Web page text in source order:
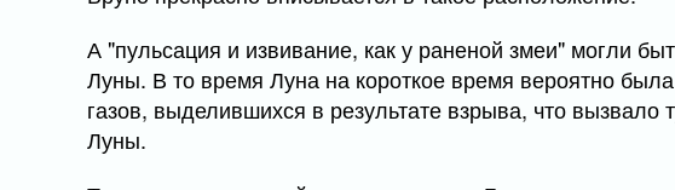
А "пульсация и извивание, как у раненой змеи" могли
Луны. В то время Луна на короткое время вероятно
газов, выделившихся в результате взрыва, что вызвало
Луны.